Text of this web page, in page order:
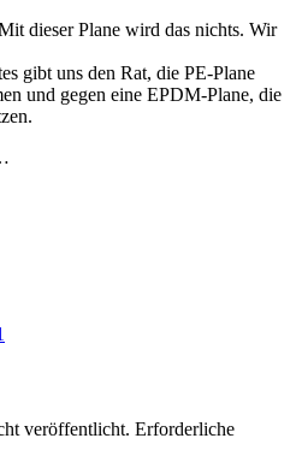
dieser Plane wird das nichts. Wir
gibt uns den Rat, die PE-Plane
und gegen eine EPDM-Plane, die
veröffentlicht. Erforderliche